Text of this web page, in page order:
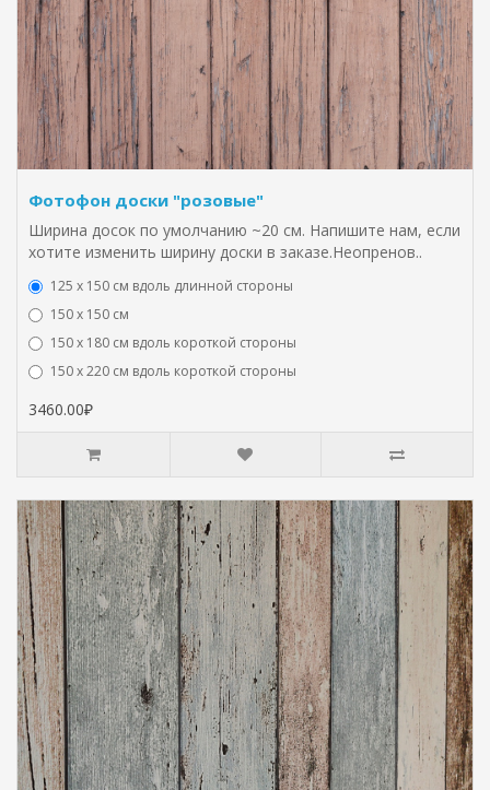
Фотофон доски "розовые"
Ширина досок по умолчанию ~20 см. Напишите нам, если
хотите изменить ширину доски в заказе.Неопренов..
125 х 150 см вдоль длинной стороны
150 х 150 см
150 х 180 см вдоль короткой стороны
150 х 220 см вдоль короткой стороны
3460.00₽